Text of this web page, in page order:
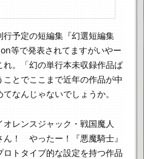
行予定の短編集 『幻選短編集
等で発表されてますがいやー
。
「幻の単行本未収録作品ば
ことでここまで近年の作品が中
なんじゃないでしょうか。
レンスジャック・戦国魔人
ん！ やったー！
『悪魔騎士』
トタイプ的な設定を持つ作品